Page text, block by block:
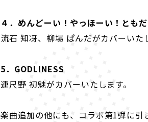
４．めんどーい！やっほーい！ともだ
流石 知冴、柳場 ぱんだがカバーいた
5．GODLINESS
連尺野 初魅がカバーいたします。
楽曲追加の他にも、コラボ第1弾に